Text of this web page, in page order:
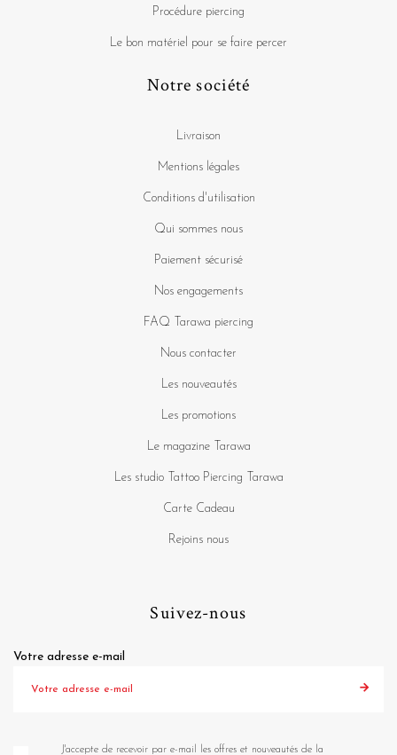
Procédure piercing
Le bon matériel pour se faire percer
Notre société
Livraison
Mentions légales
Conditions d'utilisation
Qui sommes nous
Paiement sécurisé
Nos engagements
FAQ Tarawa piercing
Nous contacter
Les nouveautés
Les promotions
Le magazine Tarawa
Les studio Tattoo Piercing Tarawa
Carte Cadeau
Rejoins nous
Suivez-nous
Votre adresse e-mail
J'accepte de recevoir par e-mail les offres et nouveautés de la